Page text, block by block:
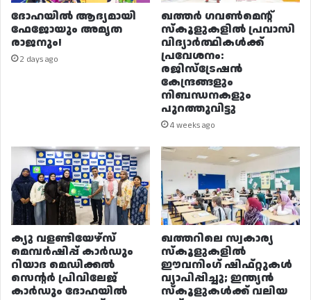
ദോഹയിൽ ആദ്യമായി
ഫേജോയും അമൃത
രാജനും!
2 days ago
ഖത്തർ ഗവൺമെന്റ്
സ്കൂളുകളിൽ പ്രവാസി
വിദ്യാർത്ഥികൾക്ക്
പ്രവേശനം:
രജിസ്ട്രേഷൻ
കേന്ദ്രങ്ങളും
നിബന്ധനകളും
പുറത്തുവിട്ടു
4 weeks ago
ക്യു വളണ്ടിയേഴ്‌സ്
മെമ്പർഷിപ്പ് കാർഡും
റിയാദ മെഡിക്കൽ
സെന്റർ പ്രിവിലേജ്
കാർഡും ദോഹയിൽ
ഖത്തറിലെ സ്വകാര്യ
സ്കൂളുകളിൽ
ഈവനിംഗ് ഷിഫ്റ്റുകൾ
വ്യാപിപ്പിച്ചു; ഇന്ത്യൻ
സ്കൂളുകൾക്ക് വലിയ